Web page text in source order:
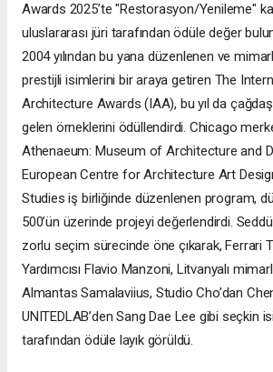
Awards 2025’te "Restorasyon/Yenileme"
uluslararası jüri tarafından ödüle değer
2004 yılından bu yana düzenlenen ve
prestijli isimlerini bir araya getiren The
Architecture Awards (IAA), bu yıl da çağdaş
gelen örneklerini ödüllendirdi. Chicago
Athenaeum: Museum of Architecture and
European Centre for Architecture Art
Studies iş birliğinde düzenlenen program,
500’ün üzerinde projeyi değerlendirdi.
zorlu seçim sürecinde öne çıkarak, Ferrari
Yardımcısı Flavio Manzoni, Litvanyalı
Almantas Samalaviius, Studio Cho’dan
UNITEDLAB’den Sang Dae Lee gibi seçkin
tarafından ödüle layık görüldü.